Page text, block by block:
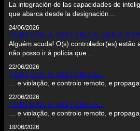
La integración de las capacidades de
que abarca desde la designación…
24/06/2026
TORTURA À DISTÂNCIA (MAIS
Alguém acuda! O(s) controlador(es) estão
não posso ir à polícia que…
22/06/2026
TORTURA À DISTÂNCIA…
… e violação, e controlo remoto, e
22/06/2026
TORTURA À DISTÂNCIA…
… e violação, e controlo remoto, e
18/06/2026